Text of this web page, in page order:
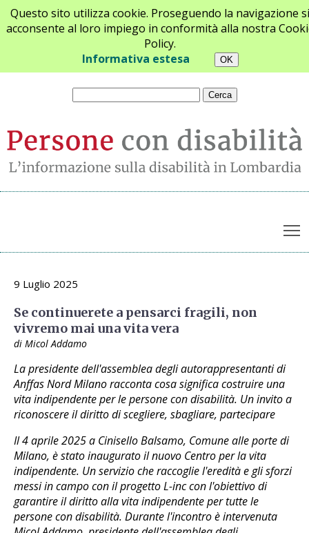
Questo sito utilizza cookie. Proseguendo la navigazione si
acconsente al loro impiego in conformità alla nostra
Policy.
Informativa estesa
Chi siamo Newsletter Contatti
Archivio opinioni
9 Luglio 2025
Se continuerete a pensarci fragili, non
vivremo mai una vita vera
di Micol Addamo
La presidente dell'assemblea degli autorappresentanti di
Anffas Nord Milano racconta cosa significa costruire una
vita indipendente per le persone con disabilità. Un invito a
riconoscere il diritto di scegliere, sbagliare, partecipare
Il 4 aprile 2025 a Cinisello Balsamo, Comune alle porte di
Milano, è stato inaugurato il nuovo Centro per la vita
indipendente. Un servizio che raccoglie l'eredità e gli sforzi
messi in campo con il progetto L-inc con l'obiettivo di
garantire il diritto alla vita indipendente per tutte le
persone con disabilità. Durante l'incontro è intervenuta